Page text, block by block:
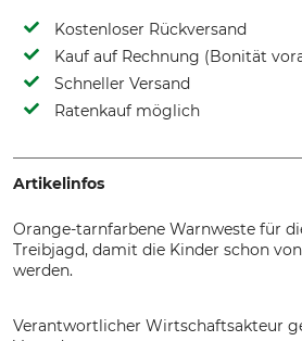
Kostenloser Rückversand
Kauf auf Rechnung (Bonität
Schneller Versand
Ratenkauf möglich
Artikelinfos
Orange-tarnfarbene Warnweste für
Treibjagd, damit die Kinder schon
werden.
Verantwortlicher Wirtschaftsakteur